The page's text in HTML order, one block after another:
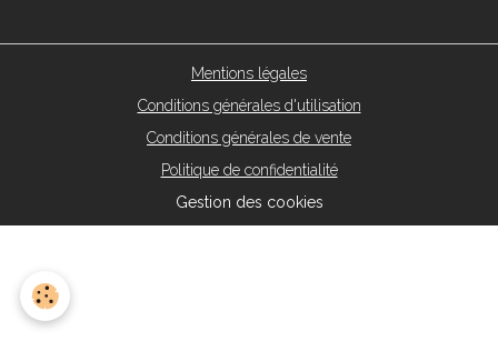
Mentions légales
Conditions générales d'utilisation
Conditions générales de vente
Politique de confidentialité
Gestion des cookies